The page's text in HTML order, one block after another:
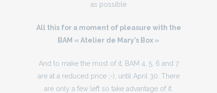
as possible
All this for a moment of pleasure with the
BAM « Atelier de Mary’s Box »
And to make the most of it, BAM 4, 5, 6 and 7
are at a reduced price ;-), until April 30. There
are only a few left so take advantage of it.